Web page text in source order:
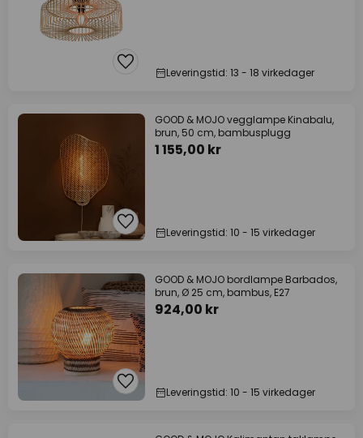
Leveringstid: 13 - 18 virkedager
GOOD & MOJO vegglampe Kinabalu,
brun, 50 cm, bambusplugg
1 155,00 kr
Leveringstid: 10 - 15 virkedager
GOOD & MOJO bordlampe Barbados,
brun, Ø 25 cm, bambus, E27
924,00 kr
Leveringstid: 10 - 15 virkedager